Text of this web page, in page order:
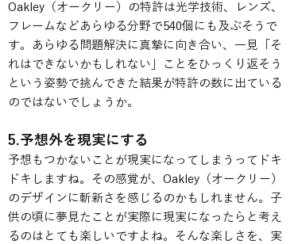
Oakley（オークリー）の特許は光学技術、レンズ、
フレームなどあらゆる分野で540個にも及ぶそうで
す。あらゆる問題解決に真摯に向き合い、一見「そ
れはできないかもしれない」ことをひっくり返そう
という姿勢で挑んできた結果が特許の数に出ている
のではないでしょうか。
5.予想外を現実にする
予想もつかないことが現実になってしまうってドキ
ドキしますね。その感覚が、Oakley（オークリー）
のデザインに斬新さを感じるのかもしれません。子
供の頃に夢見たことが実際に現実になったらと考え
るのはとても楽しいですよね。そんな楽しさを、実